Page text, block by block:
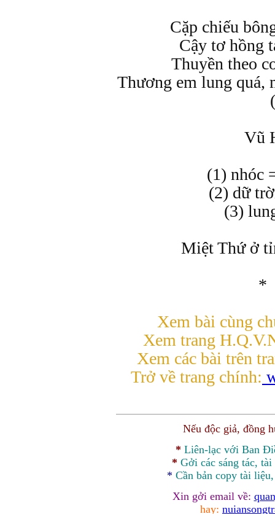
Cặp chiếu
Cậy tơ hồng
Thuyền theo
Thương em lung quá,
Vũ
(1) nhóc
(2) dữ
(3)
Miệt Thứ ở
*
Xem bài cùng
Xem trang
Xem các bài trên
Trở về trang chính:
Nếu độc giả, đồng
* Liên-lạc với Ban
* Gởi các sáng tác,
* Cần bản copy tài
Xin gởi email về:
hay: